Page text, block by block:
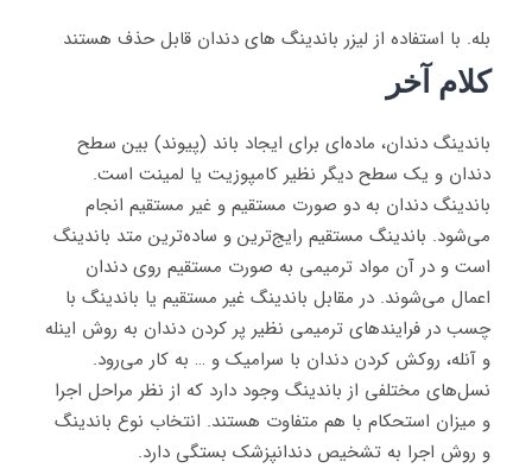
بله. با استفاده از لیزر باندینگ های دندان قابل حذف هستند
کلام آخر
باندینگ دندان، ماده‌ای برای ایجاد باند (پیوند) بین سطح
دندان و یک سطح دیگر نظیر کامپوزیت یا لمینت است.
باندینگ دندان به دو صورت مستقیم و غیر مستقیم انجام
می‌شود. باندینگ مستقیم رایج‌ترین و ساده‌ترین متد باندینگ
است و در آن مواد ترمیمی به صورت مستقیم روی دندان
اعمال می‌شوند. در مقابل باندینگ غیر مستقیم یا باندینگ با
چسب در فرایندهای ترمیمی نظیر پر کردن دندان به روش اینله
و آنله، روکش کردن دندان با سرامیک و … به کار می‌رود.
نسل‌های مختلفی از باندینگ وجود دارد که از نظر مراحل اجرا
و میزان استحکام با هم متفاوت هستند. انتخاب نوع باندینگ
و روش اجرا به تشخیص دندانپزشک بستگی دارد.